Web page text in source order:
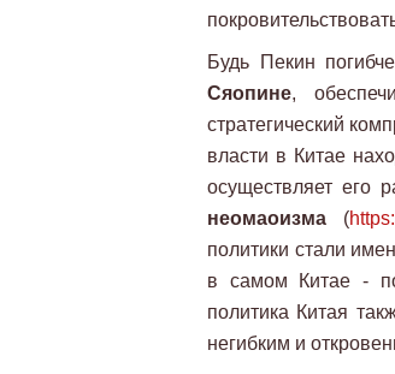
Будь Пекин
Сяопине,
стратегический
власти в Китае
осуществляет его
неомаоизма (
политики стали
в самом Китае -
политика Китая
негибким и